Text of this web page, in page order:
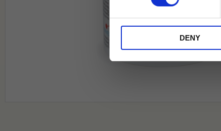
DENY
på ordinarie priser och kan ej